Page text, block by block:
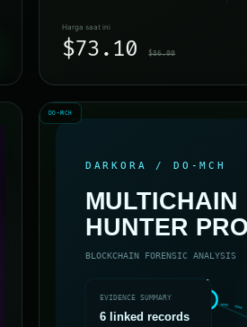
Harga saat ini
$73.10 $86.00
DO-MCH